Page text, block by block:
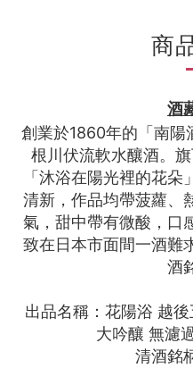
商
酒
創業於1860年的「南陽
根川伏流軟水釀酒。
「沐浴在陽光裡的花
清新，作品均帶菠蘿、
氣，甜中帶有微酸，口
致在日本市面間一酒難
酒
出品名稱：花陽浴 越
大吟釀 無濾
清酒銘